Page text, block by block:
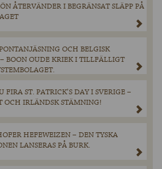
ÅTERVÄNDER I BEGRÄNSAT SLÄPP PÅ
OCH BELGISK
BOON OUDE KRIEK I TILLFÄLLIGT
FIRA ST. PATRICK’S DAY I SVERIGE –
OCH IRLÄNDSK STÄMNING!
HEFEWEIZEN – DEN TYSKA
LANSERAS PÅ BURK.